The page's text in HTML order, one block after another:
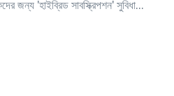
জন্য 'হাইব্রিড সাবস্ক্রিপশন' সুবিধা...